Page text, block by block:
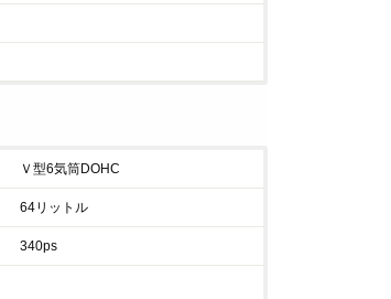
Ｖ型6気筒DOHC
64リットル
340ps